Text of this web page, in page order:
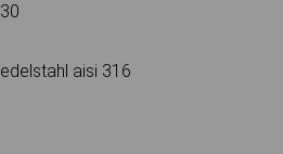
30
edelstahl aisi 316